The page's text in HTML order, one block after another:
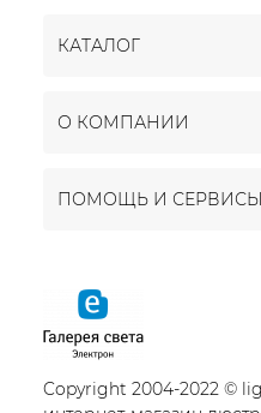
КАТАЛОГ
О КОМПАНИИ
ПОМОЩЬ И СЕРВИСЫ
Copyright 2004-2022 ©